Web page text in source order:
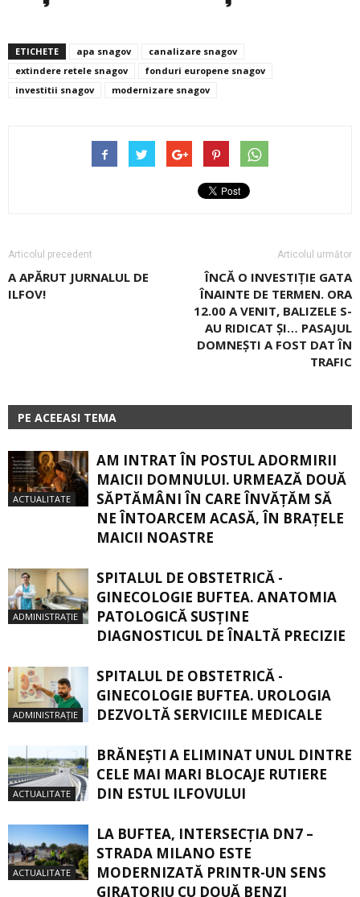
ETICHETE apa snagov
canalizare snagov
extindere retele snagov
fonduri europene snagov
investitii snagov
modernizare snagov
Articolul precedent
A APĂRUT JURNALUL DE
ILFOV!
Articolul următor
ÎNCĂ O INVESTIȚIE GATA
ÎNAINTE DE TERMEN. ORA
12.00 A VENIT, BALIZELE S-
AU RIDICAT ȘI… PASAJUL
DOMNEȘTI A FOST DAT ÎN
TRAFIC
PE ACEEASI TEMA
ACTUALITATE
AM INTRAT ÎN POSTUL ADORMIRII
MAICII DOMNULUI. URMEAZĂ DOUĂ
SĂPTĂMÂNI ÎN CARE ÎNVĂŢĂM SĂ
NE ÎNTOARCEM ACASĂ, ÎN BRAŢELE
MAICII NOASTRE
ADMINISTRAȚIE
SPITALUL DE OBSTETRICĂ -
GINECOLOGIE BUFTEA. ANATOMIA
PATOLOGICĂ SUSŢINE
DIAGNOSTICUL DE ÎNALTĂ PRECIZIE
ADMINISTRAȚIE
SPITALUL DE OBSTETRICĂ -
GINECOLOGIE BUFTEA. UROLOGIA
DEZVOLTĂ SERVICIILE MEDICALE
ACTUALITATE
BRĂNEȘTI A ELIMINAT UNUL DINTRE
CELE MAI MARI BLOCAJE RUTIERE
DIN ESTUL ILFOVULUI
ACTUALITATE
LA BUFTEA, INTERSECŢIA DN7 –
STRADA MILANO ESTE
MODERNIZATĂ PRINTR-UN SENS
GIRATORIU CU DOUĂ BENZI